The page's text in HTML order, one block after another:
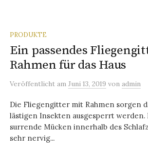
PRODUKTE
Ein passendes
Rahmen für das Haus
Veröffentlicht am Juni 13, 2019 von admin
Die Fliegengitter mit Rahmen sorgen
lästigen Insekten ausgesperrt werden.
surrende Mücken innerhalb des
sehr nervig...